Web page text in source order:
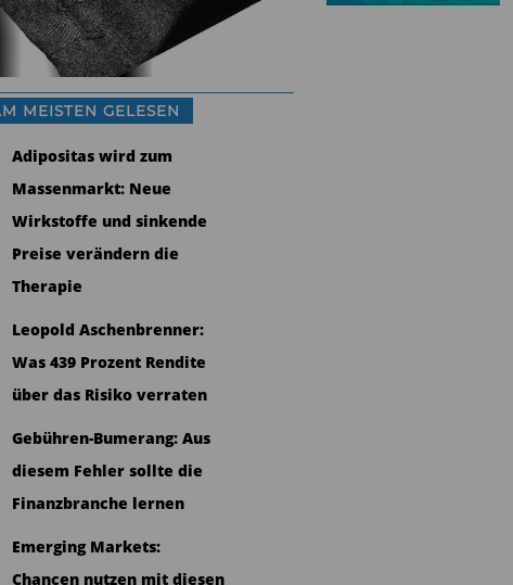
MEISTEN GELESEN
Adipositas wird zum
Massenmarkt: Neue
Wirkstoffe und sinkende
Preise verändern die
Therapie
Leopold Aschenbrenner:
Was 439 Prozent Rendite
über das Risiko verraten
Gebühren-Bumerang: Aus
diesem Fehler sollte die
Finanzbranche lernen
Emerging Markets:
Chancen nutzen mit diesen